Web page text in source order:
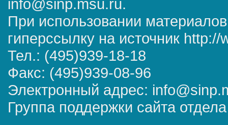
info@sinp.msu.ru.
При использовании
гиперссылку на источник
Тел.: (495)939-18-18
Факс: (495)939-08-96
Электронный адрес:
Группа поддержки сайта